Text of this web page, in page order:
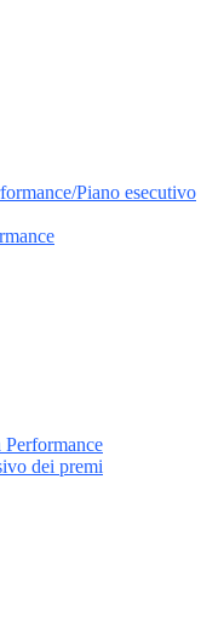
Piano esecutivo
dei premi